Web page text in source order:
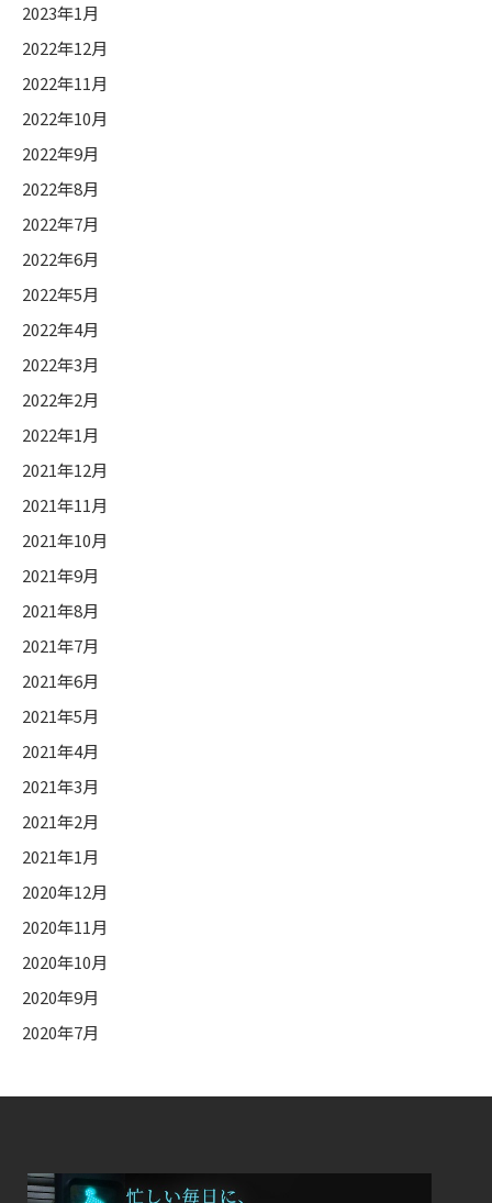
2023年1月
2022年12月
2022年11月
2022年10月
2022年9月
2022年8月
2022年7月
2022年6月
2022年5月
2022年4月
2022年3月
2022年2月
2022年1月
2021年12月
2021年11月
2021年10月
2021年9月
2021年8月
2021年7月
2021年6月
2021年5月
2021年4月
2021年3月
2021年2月
2021年1月
2020年12月
2020年11月
2020年10月
2020年9月
2020年7月